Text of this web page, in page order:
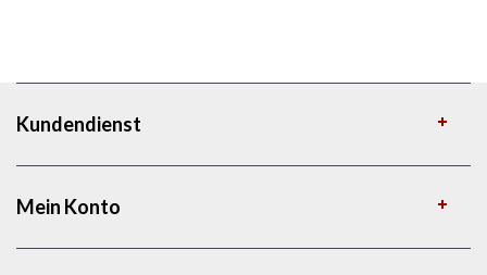
Kundendienst
Mein Konto